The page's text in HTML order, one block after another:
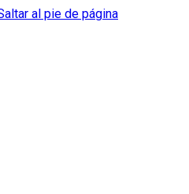
al pie de página